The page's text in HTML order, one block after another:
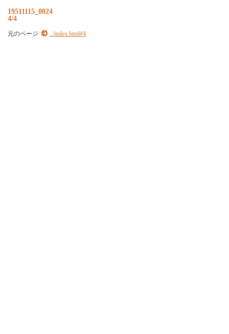
19511115_0024
4/4
元のページ ../index.html#4